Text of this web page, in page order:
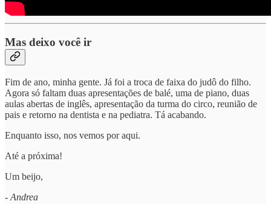
Mas deixo você ir
Fim de ano, minha gente. Já foi a troca de faixa do judô do filho.
Agora só faltam duas apresentações de balé, uma de piano, duas
aulas abertas de inglês, apresentação da turma do circo, reunião de
pais e retorno na dentista e na pediatra. Tá acabando.
Enquanto isso, nos vemos por aqui.
Até a próxima!
Um beijo,
- Andrea